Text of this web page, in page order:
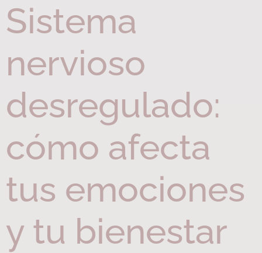
Sistema
nervioso
desregulado:
cómo afecta
tus emociones
y tu bienestar